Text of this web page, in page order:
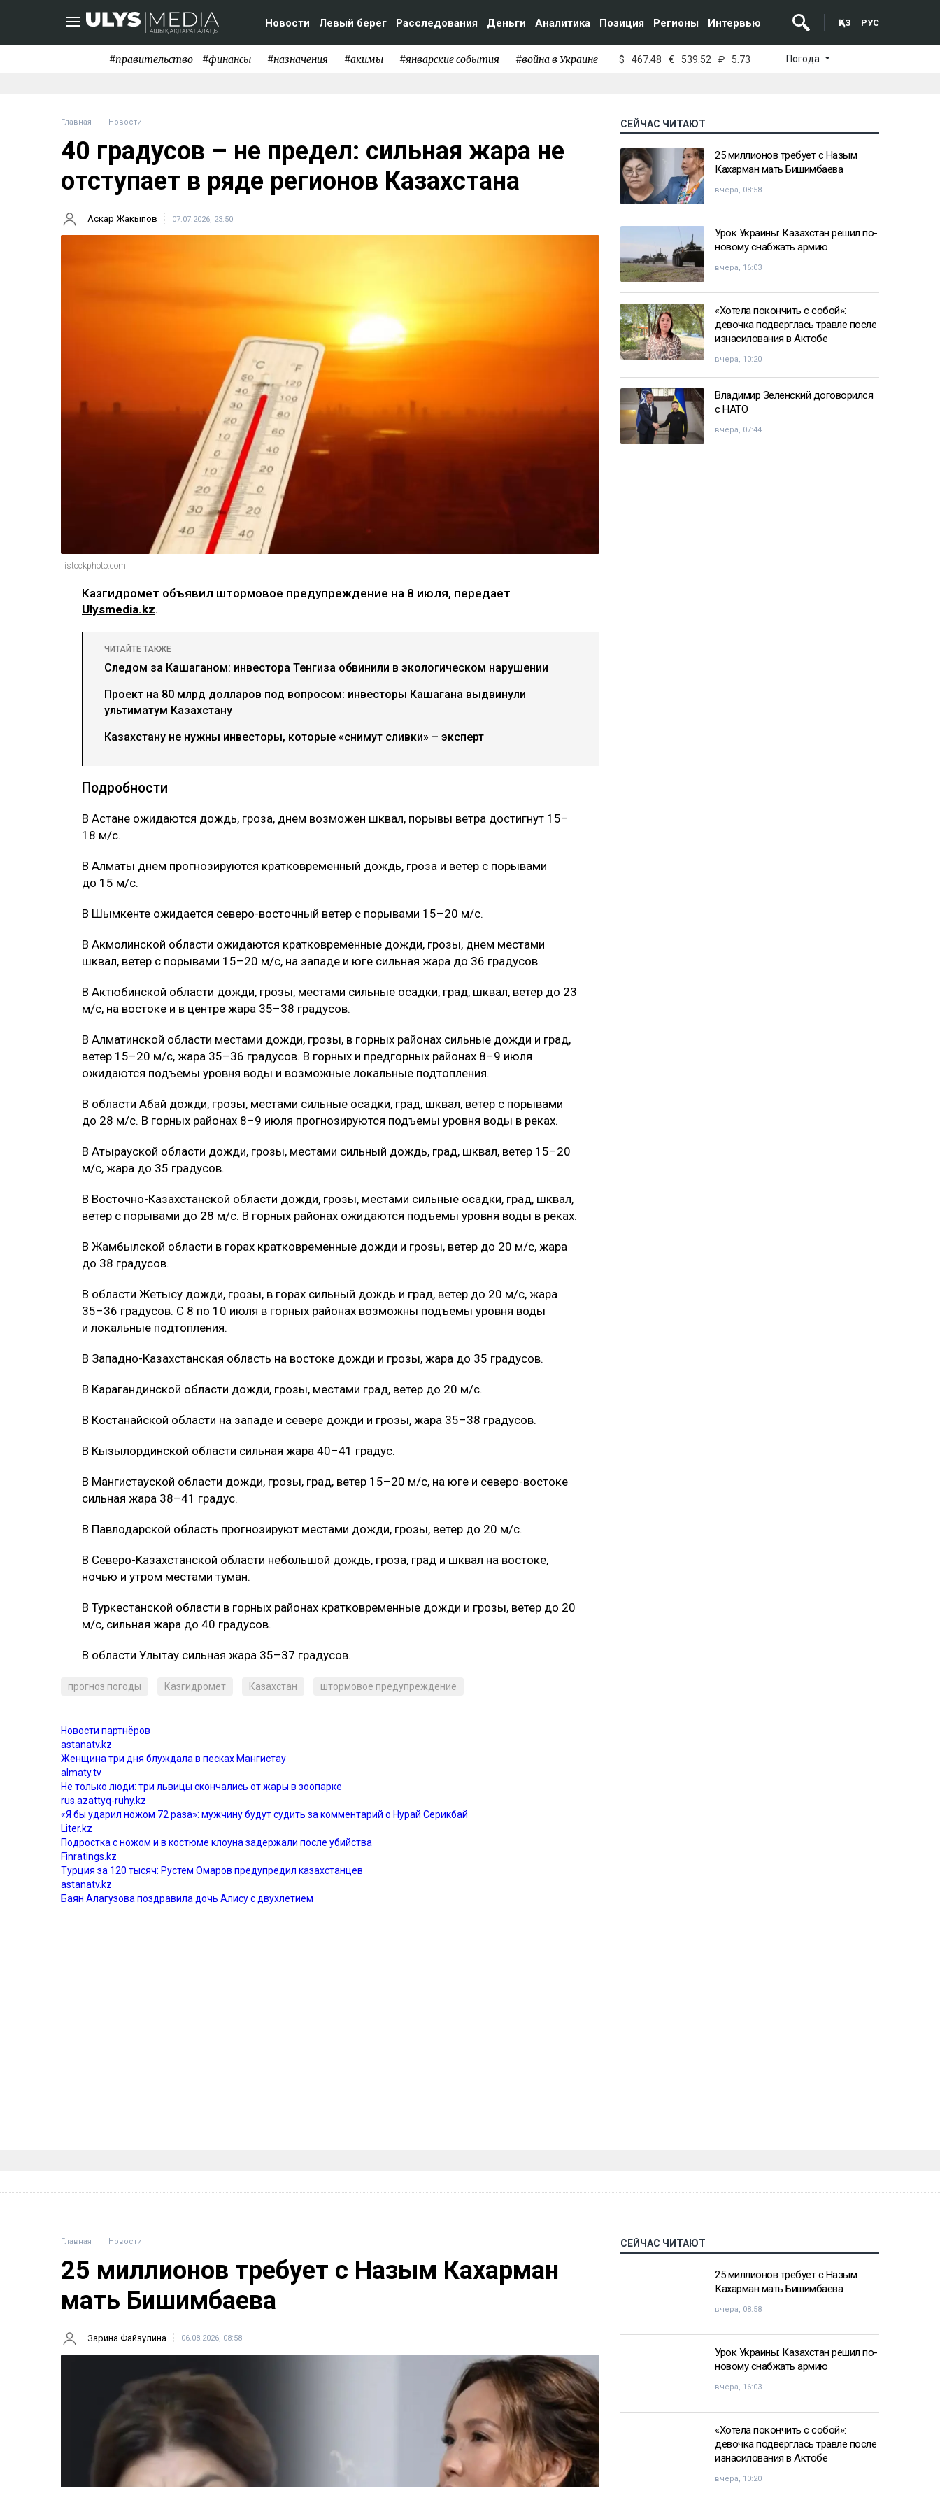
Новости Левый берег Расследования Деньги Аналитика Позиция Регионы Интервью ҚАЗ РУС
#правительство #финансы #назначения #акимы #январские события #война в Украине $ 467.48 € 539.52 ₽ 5.73 Погода
Главная Новости
40 градусов – не предел: сильная жара не
отступает в ряде регионов Казахстана
Аскар Жакыпов 07.07.2026, 23:50
istockphoto.com
Казгидромет объявил штормовое предупреждение на 8 июля, передает
Ulysmedia.kz.
ЧИТАЙТЕ ТАКЖЕ
Следом за Кашаганом: инвестора Тенгиза обвинили в экологическом нарушении
Проект на 80 млрд долларов под вопросом: инвесторы Кашагана выдвинули
ультиматум Казахстану
Казахстану не нужны инвесторы, которые «снимут сливки» – эксперт
Подробности
В Астане ожидаются дождь, гроза, днем возможен шквал, порывы ветра достигнут 15–
18 м/с.
В Алматы днем прогнозируются кратковременный дождь, гроза и ветер с порывами
до 15 м/с.
В Шымкенте ожидается северо-восточный ветер с порывами 15–20 м/с.
В Акмолинской области ожидаются кратковременные дожди, грозы, днем местами
шквал, ветер с порывами 15–20 м/с, на западе и юге сильная жара до 36 градусов.
В Актюбинской области дожди, грозы, местами сильные осадки, град, шквал, ветер до 23
м/с, на востоке и в центре жара 35–38 градусов.
В Алматинской области местами дожди, грозы, в горных районах сильные дожди и град,
ветер 15–20 м/с, жара 35–36 градусов. В горных и предгорных районах 8–9 июля
ожидаются подъемы уровня воды и возможные локальные подтопления.
В области Абай дожди, грозы, местами сильные осадки, град, шквал, ветер с порывами
до 28 м/с. В горных районах 8–9 июля прогнозируются подъемы уровня воды в реках.
В Атырауской области дожди, грозы, местами сильный дождь, град, шквал, ветер 15–20
м/с, жара до 35 градусов.
В Восточно-Казахстанской области дожди, грозы, местами сильные осадки, град, шквал,
ветер с порывами до 28 м/с. В горных районах ожидаются подъемы уровня воды в реках.
В Жамбылской области в горах кратковременные дожди и грозы, ветер до 20 м/с, жара
до 38 градусов.
В области Жетысу дожди, грозы, в горах сильный дождь и град, ветер до 20 м/с, жара
35–36 градусов. С 8 по 10 июля в горных районах возможны подъемы уровня воды
и локальные подтопления.
В Западно-Казахстанская область на востоке дожди и грозы, жара до 35 градусов.
В Карагандинской области дожди, грозы, местами град, ветер до 20 м/с.
В Костанайской области на западе и севере дожди и грозы, жара 35–38 градусов.
В Кызылординской области сильная жара 40–41 градус.
В Мангистауской области дожди, грозы, град, ветер 15–20 м/с, на юге и северо-востоке
сильная жара 38–41 градус.
В Павлодарской область прогнозируют местами дожди, грозы, ветер до 20 м/с.
В Северо-Казахстанской области небольшой дождь, гроза, град и шквал на востоке,
ночью и утром местами туман.
В Туркестанской области в горных районах кратковременные дожди и грозы, ветер до 20
м/с, сильная жара до 40 градусов.
В области Улытау сильная жара 35–37 градусов.
прогноз погоды Казгидромет Казахстан штормовое предупреждение
СЕЙЧАС ЧИТАЮТ
25 миллионов требует с Назым
Кахарман мать Бишимбаева
вчера, 08:58
Урок Украины: Казахстан решил по-
новому снабжать армию
вчера, 16:03
«Хотела покончить с собой»:
девочка подверглась травле после
изнасилования в Актобе
вчера, 10:20
Владимир Зеленский договорился
с НАТО
вчера, 07:44
Главная Новости
25 миллионов требует с Назым Кахарман
мать Бишимбаева
Зарина Файзулина 06.08.2026, 08:58
СЕЙЧАС ЧИТАЮТ
25 миллионов требует с Назым
Кахарман мать Бишимбаева
вчера, 08:58
Урок Украины: Казахстан решил по-
новому снабжать армию
вчера, 16:03
«Хотела покончить с собой»:
девочка подверглась травле после
изнасилования в Актобе
вчера, 10:20